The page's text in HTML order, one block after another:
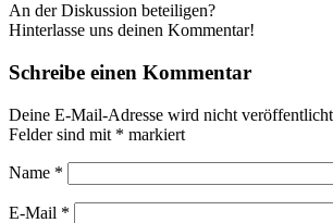
An der Diskussion beteiligen?
Hinterlasse uns deinen Kommentar!
Schreibe einen Kommentar
Deine E-Mail-Adresse wird nicht
Felder sind mit * markiert
Name *
E-Mail *